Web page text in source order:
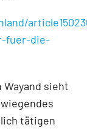
fuer-die-
sieht
tätigen